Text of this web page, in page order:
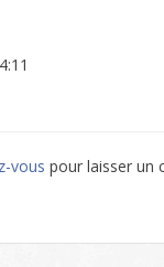
vous pour laisser un